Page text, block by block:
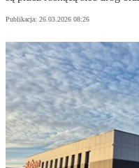
Publikacja: 26.03.2026 08:26